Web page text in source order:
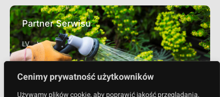
Cenimy prywatność użytkowników
Używamy plików cookie, aby poprawić jakość przeglądania,
Partner Serwisu
LV
Sprawdź